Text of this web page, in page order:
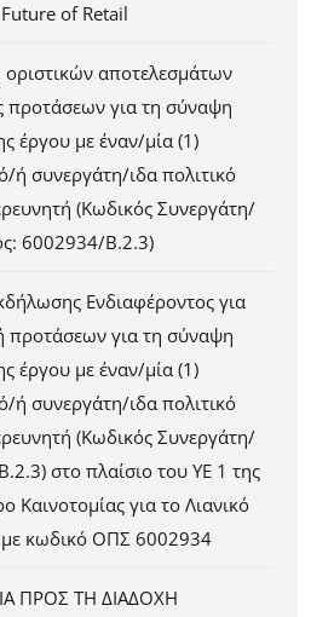
Future of Retail
αποτελεσμάτων
προτάσεων για τη σύναψη
έργου με έναν/μία (1)
ή συνεργάτη/ιδα πολιτικό
(Κωδικός Συνεργάτη/
6002934/Β.2.3)
Ενδιαφέροντος για
προτάσεων για τη σύναψη
έργου με έναν/μία (1)
ή συνεργάτη/ιδα πολιτικό
(Κωδικός Συνεργάτη/
στο πλαίσιο του ΥΕ 1 της
Καινοτομίας για το Λιανικό
με κωδικό ΟΠΣ 6002934
ΠΡΟΣ ΤΗ ΔΙΑΔΟΧΗ